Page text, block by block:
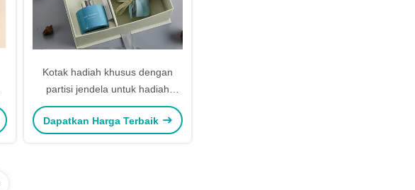
Kotak hadiah khusus dengan
partisi jendela untuk hadiah
liburan lilin parfum dan bantuan
lainnya Kotak kemasan
Dapatkan Harga Terbaik